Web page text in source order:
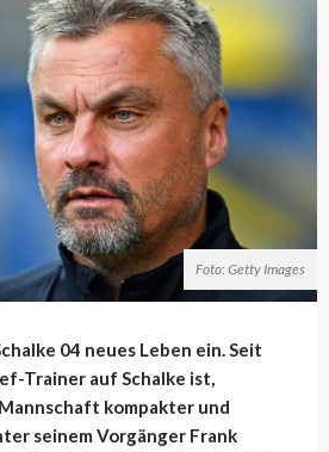
Foto: Getty Images
04 neues Leben ein. Seit
Trainer auf Schalke ist,
kompakter und
seinem Vorgänger Frank